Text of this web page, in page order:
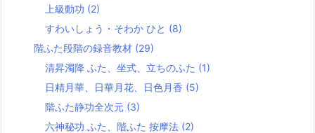
上級動功 (2)
すわいしょう・そわか ひと (8)
階ふた段階の録音教材 (29)
清昇濁降 ふた、坐式、立ちのふた (1)
日精月華、日華月花、日色月香 (5)
階ふた静功全次元 (3)
六神秘功 ふた、階ふた 按摩法 (2)